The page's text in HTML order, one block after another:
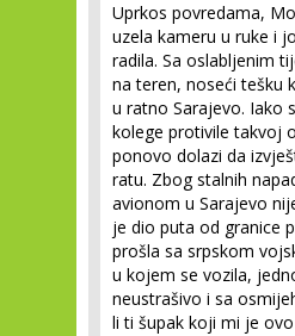
Uprkos povredama,
uzela kameru u ruke i
radila. Sa oslabljenim
na teren, noseći tešku
u ratno Sarajevo. Iako
kolege protivile takvoj
ponovo dolazi da
ratu. Zbog stalnih
avionom u Sarajevo
je dio puta od granice
prošla sa srpskom
u kojem se vozila,
neustrašivo i sa
li ti šupak koji mi je ovo